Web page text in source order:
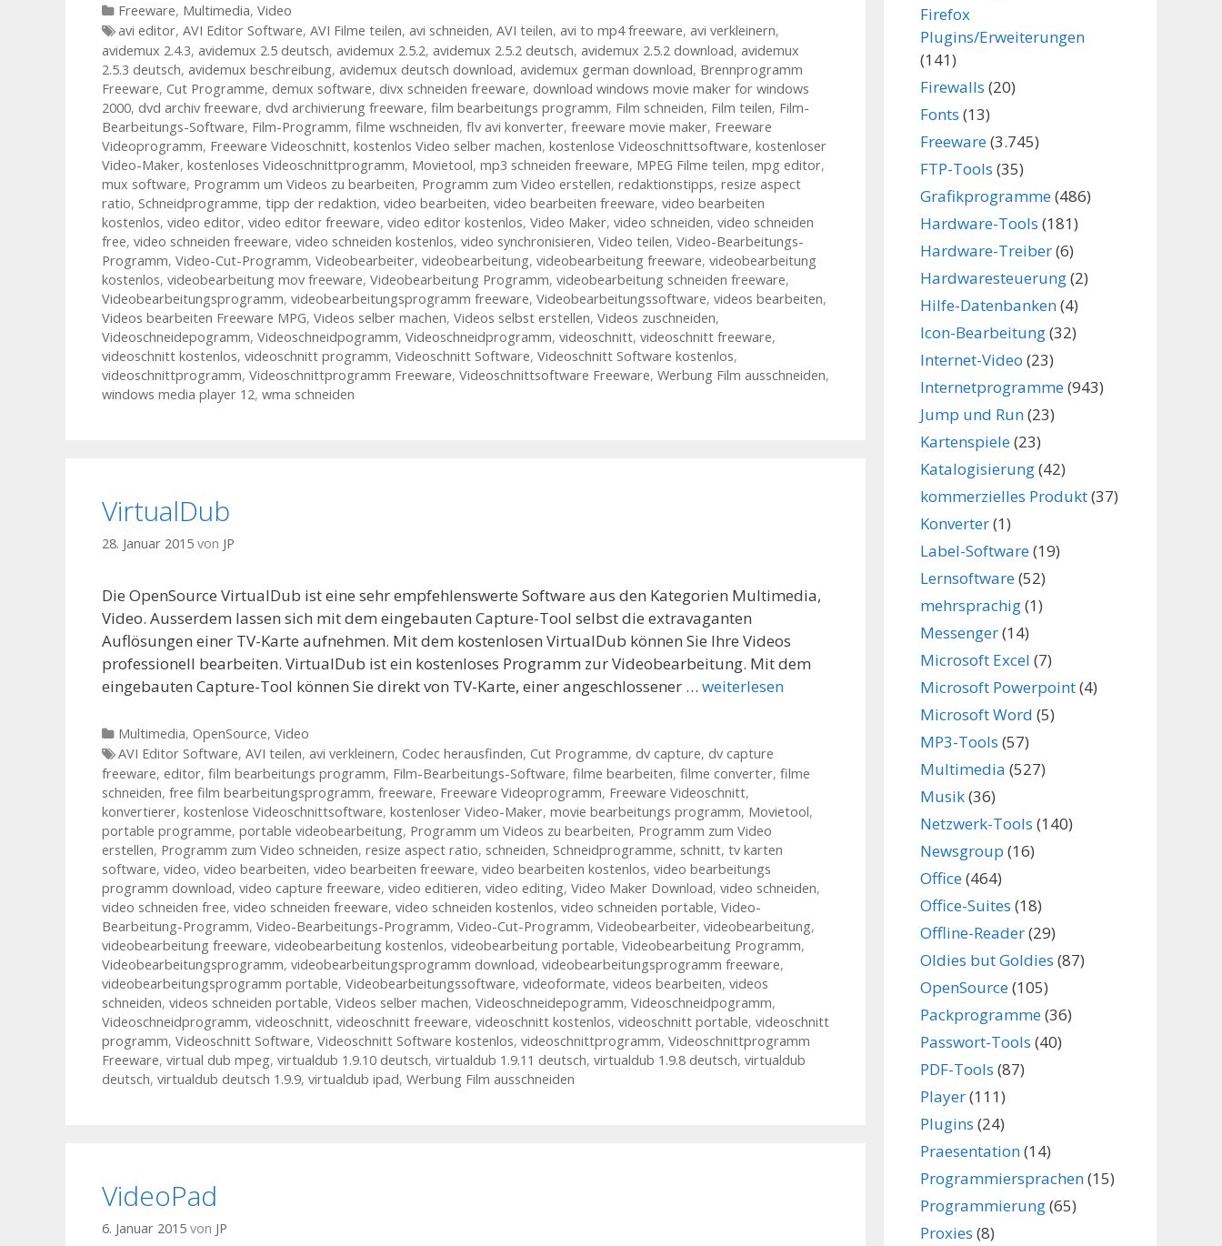
Kategorien
Freeware, Multimedia, Video
Tags
avi editor, AVI Editor Software, AVI Filme teilen, avi schneiden, AVI teilen, avi to mp4 freeware, avi verkleinern,
avidemux 2.4.3, avidemux 2.5 deutsch, avidemux 2.5.2, avidemux 2.5.2 deutsch, avidemux 2.5.2 download, avidemux
2.5.3 deutsch, avidemux beschreibung, avidemux deutsch download, avidemux german download, Brennprogramm
Freeware, Cut Programme, demux software, divx schneiden freeware, download windows movie maker for windows
2000, dvd archiv freeware, dvd archivierung freeware, film bearbeitungs programm, Film schneiden, Film teilen, Film-
Bearbeitungs-Software, Film-Programm, filme wschneiden, flv avi konverter, freeware movie maker, Freeware
Videoprogramm, Freeware Videoschnitt, kostenlos Video selber machen, kostenlose Videoschnittsoftware, kostenloser
Video-Maker, kostenloses Videoschnittprogramm, Movietool, mp3 schneiden freeware, MPEG Filme teilen, mpg editor,
mux software, Programm um Videos zu bearbeiten, Programm zum Video erstellen, redaktionstipps, resize aspect
ratio, Schneidprogramme, tipp der redaktion, video bearbeiten, video bearbeiten freeware, video bearbeiten
kostenlos, video editor, video editor freeware, video editor kostenlos, Video Maker, video schneiden, video schneiden
free, video schneiden freeware, video schneiden kostenlos, video synchronisieren, Video teilen, Video-Bearbeitungs-
Programm, Video-Cut-Programm, Videobearbeiter, videobearbeitung, videobearbeitung freeware, videobearbeitung
kostenlos, videobearbeitung mov freeware, Videobearbeitung Programm, videobearbeitung schneiden freeware,
Videobearbeitungsprogramm, videobearbeitungsprogramm freeware, Videobearbeitungssoftware, videos bearbeiten,
Videos bearbeiten Freeware MPG, Videos selber machen, Videos selbst erstellen, Videos zuschneiden,
Videoschneidepogramm, Videoschneidpogramm, Videoschneidprogramm, videoschnitt, videoschnitt freeware,
videoschnitt kostenlos, videoschnitt programm, Videoschnitt Software, Videoschnitt Software kostenlos,
videoschnittprogramm, Videoschnittprogramm Freeware, Videoschnittsoftware Freeware, Werbung Film ausschneiden,
windows media player 12, wma schneiden
VirtualDub
28. Januar 2015 von JP
Die OpenSource VirtualDub ist eine sehr empfehlenswerte Software aus den Kategorien Multimedia,
Video. Ausserdem lassen sich mit dem eingebauten Capture-Tool selbst die extravaganten
Auflösungen einer TV-Karte aufnehmen. Mit dem kostenlosen VirtualDub können Sie Ihre Videos
professionell bearbeiten. VirtualDub ist ein kostenloses Programm zur Videobearbeitung. Mit dem
eingebauten Capture-Tool können Sie direkt von TV-Karte, einer angeschlossener … weiterlesen
Kategorien
Multimedia, OpenSource, Video
Tags
AVI Editor Software, AVI teilen, avi verkleinern, Codec herausfinden, Cut Programme, dv capture, dv capture
freeware, editor, film bearbeitungs programm, Film-Bearbeitungs-Software, filme bearbeiten, filme converter, filme
schneiden, free film bearbeitungsprogramm, freeware, Freeware Videoprogramm, Freeware Videoschnitt,
konvertierer, kostenlose Videoschnittsoftware, kostenloser Video-Maker, movie bearbeitungs programm, Movietool,
portable programme, portable videobearbeitung, Programm um Videos zu bearbeiten, Programm zum Video
erstellen, Programm zum Video schneiden, resize aspect ratio, schneiden, Schneidprogramme, schnitt, tv karten
software, video, video bearbeiten, video bearbeiten freeware, video bearbeiten kostenlos, video bearbeitungs
programm download, video capture freeware, video editieren, video editing, Video Maker Download, video schneiden,
video schneiden free, video schneiden freeware, video schneiden kostenlos, video schneiden portable, Video-
Bearbeitung-Programm, Video-Bearbeitungs-Programm, Video-Cut-Programm, Videobearbeiter, videobearbeitung,
videobearbeitung freeware, videobearbeitung kostenlos, videobearbeitung portable, Videobearbeitung Programm,
Videobearbeitungsprogramm, videobearbeitungsprogramm download, videobearbeitungsprogramm freeware,
videobearbeitungsprogramm portable, Videobearbeitungssoftware, videoformate, videos bearbeiten, videos
schneiden, videos schneiden portable, Videos selber machen, Videoschneidepogramm, Videoschneidpogramm,
Videoschneidprogramm, videoschnitt, videoschnitt freeware, videoschnitt kostenlos, videoschnitt portable, videoschnitt
programm, Videoschnitt Software, Videoschnitt Software kostenlos, videoschnittprogramm, Videoschnittprogramm
Freeware, virtual dub mpeg, virtualdub 1.9.10 deutsch, virtualdub 1.9.11 deutsch, virtualdub 1.9.8 deutsch, virtualdub
deutsch, virtualdub deutsch 1.9.9, virtualdub ipad, Werbung Film ausschneiden
VideoPad
6. Januar 2015 von JP
Firefox
Plugins/Erweiterungen
(141)
Firewalls (20)
Fonts (13)
Freeware(3.745)
FTP-Tools (35)
Grafikprogramme(486)
Hardware-Tools (181)
Hardware-Treiber(6)
Hardwaresteuerung(2)
Hilfe-Datenbanken(4)
Icon-Bearbeitung(32)
Internet-Video (23)
Internetprogramme(943)
Jump und Run(23)
Kartenspiele(23)
Katalogisierung(42)
kommerzielles Produkt(37)
Konverter(1)
Label-Software(19)
Lernsoftware(52)
mehrsprachig(1)
Messenger(14)
Microsoft Excel (7)
Microsoft Powerpoint(4)
Microsoft Word (5)
MP3-Tools (57)
Multimedia (527)
Musik(36)
Netzwerk-Tools (140)
Newsgroup (16)
Office(464)
Office-Suites (18)
Offline-Reader(29)
Oldies but Goldies (87)
OpenSource(105)
Packprogramme(36)
Passwort-Tools (40)
PDF-Tools (87)
Player(111)
Plugins (24)
Praesentation(14)
Programmiersprachen(15)
Programmierung(65)
Proxies (8)